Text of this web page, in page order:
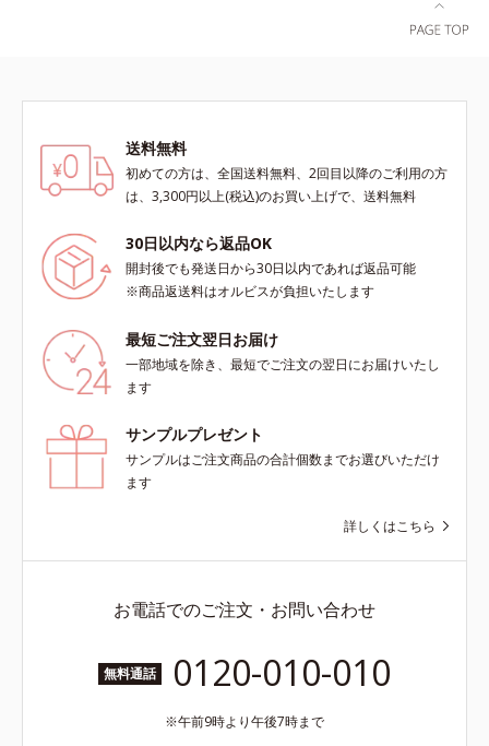
エキス配合＝角層のすみずみまで水
た3ステップで、いつも力強く美し
*1 肌にうるおいが満ち、維持され
ている状態*2 年齢に応じたお手入
れのこと*3 デクスパンテノール
ース及び先行技術調査による当社調
べ*5 オトギリソウエキス配合＝肌
にうるおいを与え、うるおいに満ち
現。毛穴の目立ちをしっかりケア
(*3)して、ゆらぎやすいニキビ肌
成分で低刺激。敏感肌の方にもお使
ビタミンE、イノシット、フィチン
酸、ユズセラミド、スフィンゴ糖脂
を整えて毛穴を目立たなくする*4
洗浄による汚れの除去*5 すべての
方に皮膚刺激がおきないというわけ
テスト済（すべての人に皮膚刺激が
おきないというわけではありませ
送料無料
初めての方は、全国送料無料、2回目以降のご利用の方
は、3,300円以上(税込)のお買い上げで、送料無料
30日以内なら返品OK
開封後でも発送日から30日以内であれば返品可能
※商品返送料はオルビスが負担いたします
最短ご注文翌日お届け
一部地域を除き、最短でご注文の翌日にお届けいたし
ます
サンプルプレゼント
サンプルはご注文商品の合計個数までお選びいただけ
ます
詳しくはこちら
お電話でのご注文・お問い合わせ
無料通話 0120-010-010
午前9時より午後7時まで